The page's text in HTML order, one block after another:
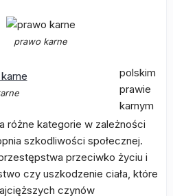
prawo karne
polskim
prawie
karnym
różne kategorie w zależności
szkodliwości społecznej.
przeciwko życiu i
czy uszkodzenie ciała, które
czynów